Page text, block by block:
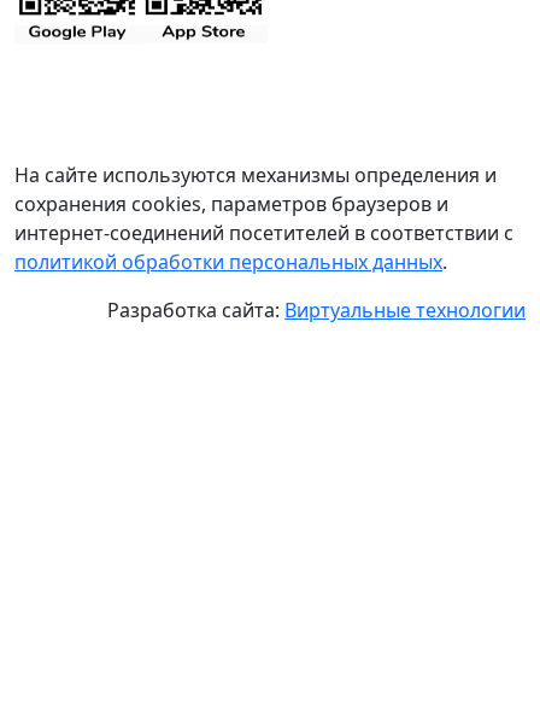
На сайте используются механизмы определения и
сохранения cookies, параметров браузеров и
интернет-соединений посетителей в соответствии с
политикой обработки персональных данных.
Разработка сайта: Виртуальные технологии